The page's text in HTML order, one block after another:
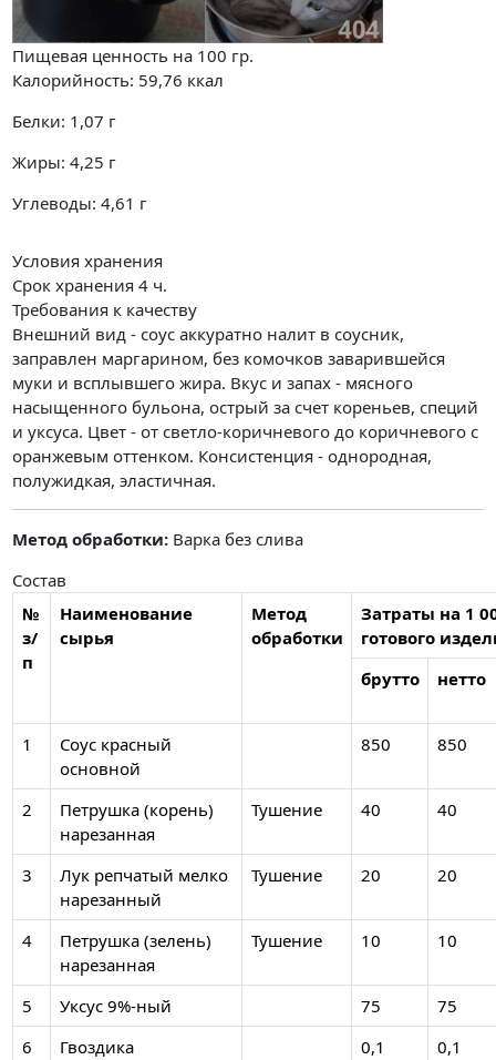
Пищевая ценность на 100 гр.
Калорийность: 59,76 ккал
Белки: 1,07 г
Жиры: 4,25 г
Углеводы: 4,61 г
Условия хранения
Срок хранения 4 ч.
Требования к качеству
Внешний вид - соус аккуратно налит в соусник,
заправлен маргарином, без комочков заварившейся
муки и всплывшего жира. Вкус и запах - мясного
насыщенного бульона, острый за счет кореньев, специй
и уксуса. Цвет - от светло-коричневого до коричневого с
оранжевым оттенком. Консистенция - однородная,
полужидкая, эластичная.
Метод обработки: Варка без слива
Состав
№
з/
п
Наименование
сырья
Метод
обработки
Затраты на 1
готового
брутто
нетто
1
Соус красный
основной
850 850
2
Петрушка (корень)
нарезанная
Тушение 40 40
3
Лук репчатый мелко
нарезанный
Тушение 20 20
4
Петрушка (зелень)
нарезанная
Тушение 10 10
5 Уксус 9%-ный 75
75
6
Гвоздика 0,1
0,1